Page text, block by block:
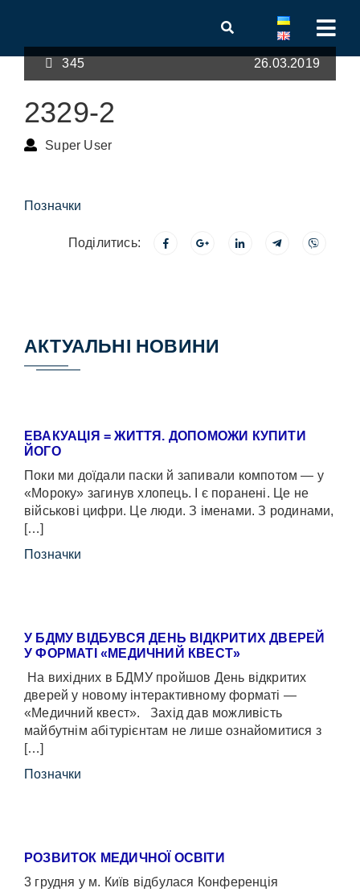
345 26.03.2019
2329-2
Super User
Позначки
Поділитись:
АКТУАЛЬНІ НОВИНИ
ЕВАКУАЦІЯ = ЖИТТЯ. ДОПОМОЖИ КУПИТИ
ЙОГО
Поки ми доїдали паски й запивали компотом — у
«Мороку» загинув хлопець. І є поранені. Це не
військові цифри. Це люди. З іменами. З родинами,
[…]
Позначки
У БДМУ ВІДБУВСЯ ДЕНЬ ВІДКРИТИХ ДВЕРЕЙ
У ФОРМАТІ «МЕДИЧНИЙ КВЕСТ»
На вихідних в БДМУ пройшов День відкритих
дверей у новому інтерактивному форматі —
«Медичний квест». Захід дав можливість
майбутнім абітурієнтам не лише ознайомитися з
[…]
Позначки
РОЗВИТОК МЕДИЧНОЇ ОСВІТИ
3 грудня у м. Київ відбулася Конференція